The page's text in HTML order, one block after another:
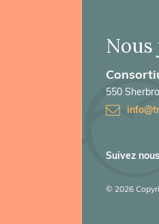
550
Suivez nous
© 2026